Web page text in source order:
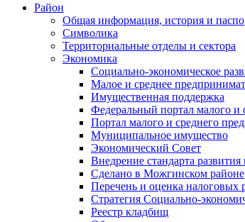
Район
Общая информация, история и
Символика
Территориальные отделы и сектора
Экономика
Социально-экономическое
Малое и среднее
Имущественная поддержка
Федеральный портал малого и
Портал малого и среднего
Муниципальное имущество
Экономический Совет
Внедрение стандарта
Сделано в Можгинском районе
Перечень и оценка налоговых
Стратегия Социально-
Реестр кладбищ